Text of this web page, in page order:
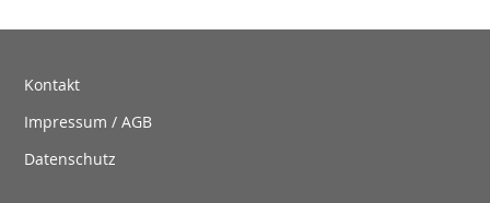
Kontakt
Impressum / AGB
Datenschutz